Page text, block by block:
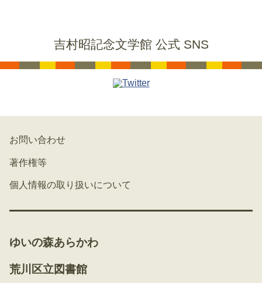
吉村昭記念文学館 公式 SNS
お問い合わせ
著作権等
個人情報の取り扱いについて
ゆいの森あらかわ
荒川区立図書館